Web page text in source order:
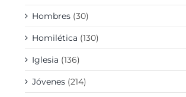
Hombres (30)
Homilética (130)
Iglesia (136)
Jóvenes (214)